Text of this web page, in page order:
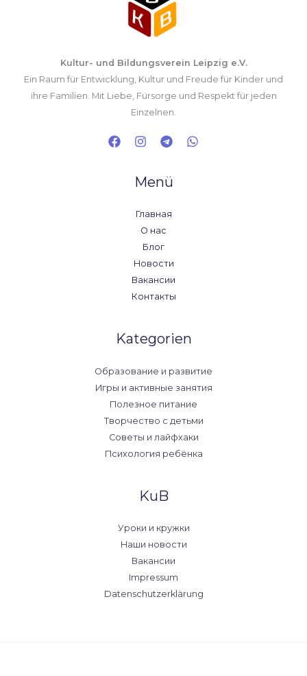
Kultur- und Bildungsverein Leipzig e.V.
Ein Raum für Entwicklung, Kultur und Freude für Kinder und
ihre Familien. Mit Liebe, Fürsorge und Respekt für jeden
Einzelnen.
Menü
Главная
О нас
Блог
Новости
Вакансии
Контакты
Kategorien
Образование и развитие
Игры и активные занятия
Полезное питание
Творчество с детьми
Советы и лайфхаки
Психология ребёнка
KuB
Уроки и кружки
Наши новости
Вакансии
Impressum
Datenschutzerklärung